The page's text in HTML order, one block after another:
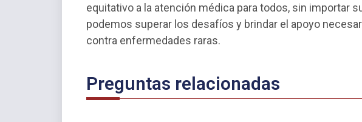
equitativo a la atención médica para todos, sin importar
podemos superar los desafíos y brindar el apoyo
contra enfermedades raras.
Preguntas relacionadas